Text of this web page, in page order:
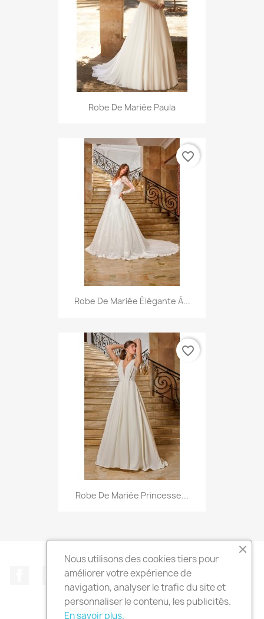
Robe De Mariée Paula
Robe De Mariée Élégante À...
favorite_border
Robe De Mariée Princesse...
favorite_border
FacebookInstagramTikTok
Nous utilisons des cookies tiers pour
améliorer votre expérience de
navigation, analyser le trafic du site et
personnaliser le contenu, les publicités.
En savoir plus.